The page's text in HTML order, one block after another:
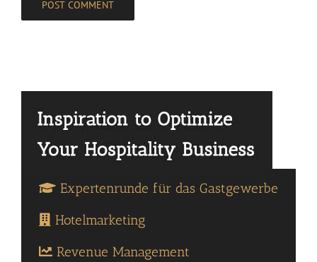
Expertenrunde für das Gastgewerbe
Hotelmarketing
Revenue Management